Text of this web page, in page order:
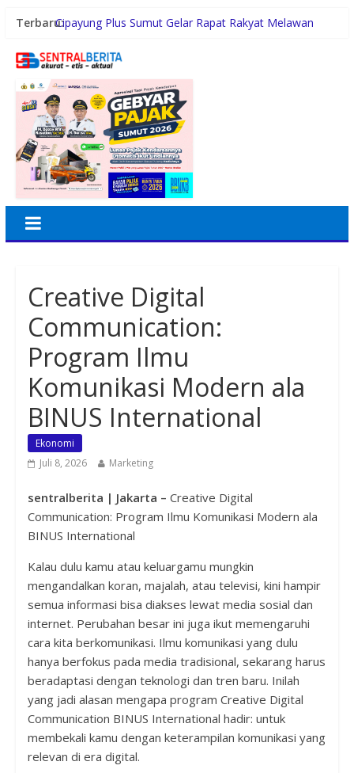
Terbaru:Cipayung Plus Sumut Gelar Rapat Rakyat Melawan
Inspektorat Madina Berikan Tanggapan akan
Tabuyung
Polrestabes Medan Ungkap 1.187 Kasus Narkoba
Selama 300 Hari dan Musnahkan Puluhan Kg Barbut
Wagub Surya Ajak Generasi Muda Bangun Integritas
dan Jauhi Narkoba
Pemko Medan Raih Peringkat II Skor Arsif ASN
Creative Digital
Communication:
Program Ilmu
Komunikasi Modern ala
BINUS International
Ekonomi
Juli 8, 2026
Marketing
sentralberita | Jakarta – Creative Digital
Communication: Program Ilmu Komunikasi Modern ala
BINUS International
Kalau dulu kamu atau keluargamu mungkin
mengandalkan koran, majalah, atau televisi, kini hampir
semua informasi bisa diakses lewat media sosial dan
internet. Perubahan besar ini juga ikut memengaruhi
cara kita berkomunikasi. Ilmu komunikasi yang dulu
hanya berfokus pada media tradisional, sekarang harus
beradaptasi dengan teknologi dan tren baru. Inilah
yang jadi alasan mengapa program Creative Digital
Communication BINUS International hadir: untuk
membekali kamu dengan keterampilan komunikasi yang
relevan di era digital.